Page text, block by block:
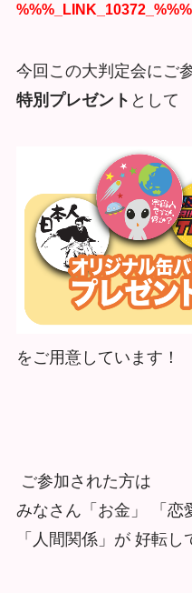
%%%_LINK_10372_%%%
今回この大判定会にご
特別プレゼント として
をご用意しています！
ご参加された方は
みなさん「お金」 「恋
「人間関係」が 好転し